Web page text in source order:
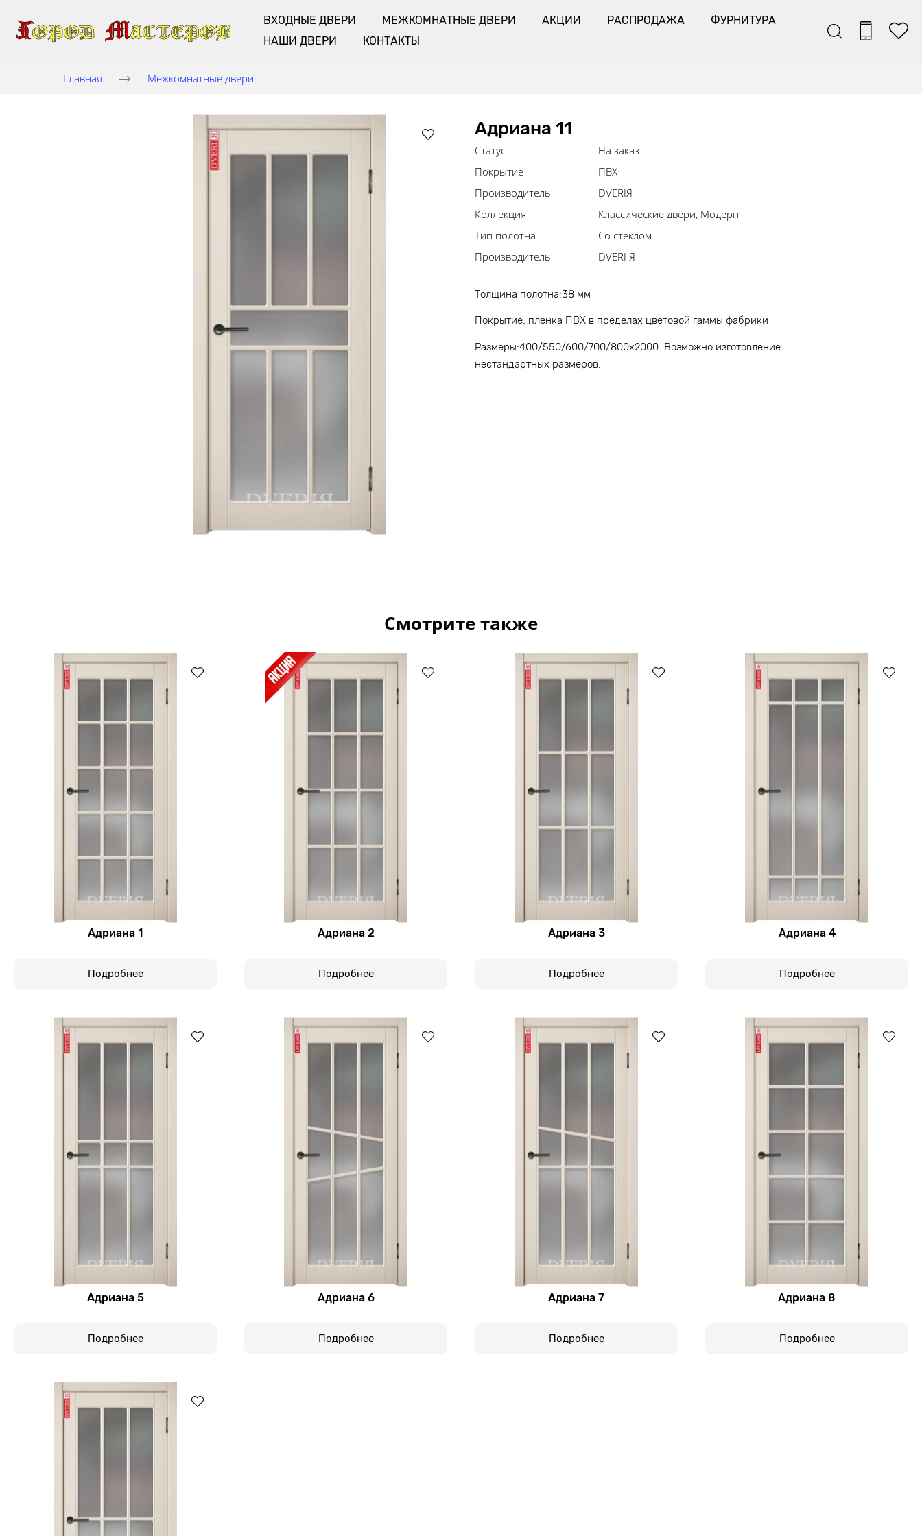
ВХОДНЫЕ ДВЕРИ МЕЖКОМНАТНЫЕ ДВЕРИ АКЦИИ РАСПРОДАЖА
ФУРНИТУРА
НАШИ ДВЕРИ
КОНТАКТЫ
Главная Межкомнатные двери
Адриана 11
Статус
На заказ
Покрытие
ПВХ
Производитель
DVERIЯ
Коллекция
Классические двери, Модерн
Тип полотна
Со стеклом
Производитель
DVERI Я
Толщина полотна:38 мм
Покрытие: пленка ПВХ в пределах цветовой гаммы фабрики
Размеры:400/550/600/700/800х2000. Возможно изготовление
нестандартных размеров.
Смотрите также
Адриана 1
Подробнее
Адриана 2
Подробнее
Адриана 3
Подробнее
Адриана 4
Подробнее
Адриана 5
Подробнее
Адриана 6
Подробнее
Адриана 7
Подробнее
Адриана 8
Подробнее